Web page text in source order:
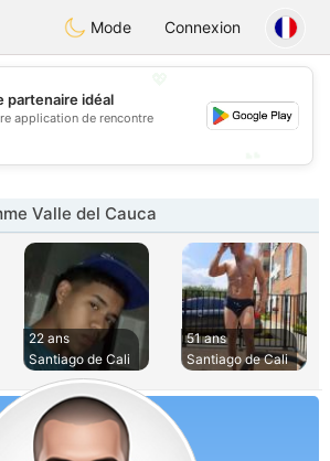
olombiaCitas
Mode Connexion
💕
partenaire idéal
application de rencontre
Valle del Cauca
22 ans
Santiago de Cali
51 ans
Santiago de Cali